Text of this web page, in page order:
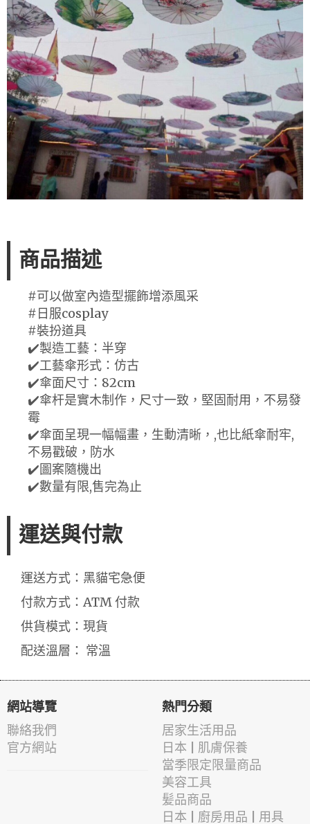
商品描述
#可以做室內造型擺飾增添風采
#日服cosplay
#裝扮道具
✔️製造工藝：半穿
✔️工藝傘形式：仿古
✔️傘面尺寸：82cm
✔️傘杆是實木制作，尺寸一致，堅固耐用，不易發
霉
✔️傘面呈現一幅幅畫，生動清晰，,也比紙傘耐牢,
不易戳破，防水
✔️圖案隨機出
✔️數量有限,售完為止
運送與付款
運送方式：黑貓宅急便
付款方式：ATM 付款
供貨模式：現貨
配送溫層： 常溫
網站導覽
聯絡我們
官方網站
熱門分類
居家生活用品
日本 | 肌膚保養
當季限定限量商品
美容工具
髪品商品
日本 | 廚房用品 | 用具